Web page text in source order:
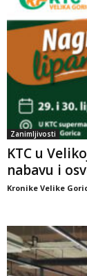
Zanimljivosti
KTC u
nabavu i
Kronike Velike